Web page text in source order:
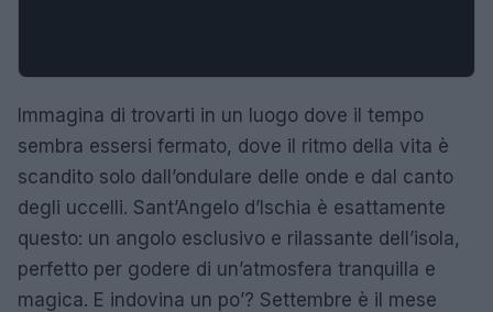
Immagina di trovarti in un luogo dove il tempo
sembra essersi fermato, dove il ritmo della vita è
scandito solo dall’ondulare delle onde e dal canto
degli uccelli. Sant’Angelo d’Ischia è esattamente
questo: un angolo esclusivo e rilassante dell’isola,
perfetto per godere di un’atmosfera tranquilla e
magica. E indovina un po’? Settembre è il mese